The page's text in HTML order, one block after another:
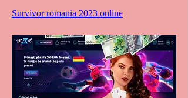
Survivor romania 2023 online